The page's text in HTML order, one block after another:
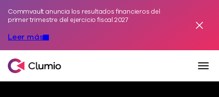
Ir al contenido
Commvault anuncia los resultados financieros del
primer trimestre del ejercicio fiscal 2027
Leer más
Clumio, una empresa de Commvault